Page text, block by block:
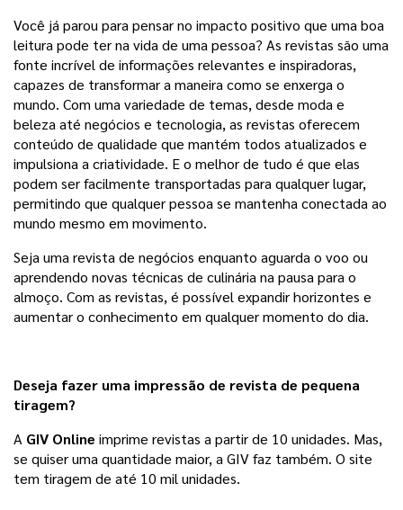
Você já parou para pensar no impacto positivo que uma boa
leitura pode ter na vida de uma pessoa? As revistas são uma
fonte incrível de informações relevantes e inspiradoras,
capazes de transformar a maneira como se enxerga o
mundo. Com uma variedade de temas, desde moda e
beleza até negócios e tecnologia, as revistas oferecem
conteúdo de qualidade que mantém todos atualizados e
impulsiona a criatividade. E o melhor de tudo é que elas
podem ser facilmente transportadas para qualquer lugar,
permitindo que qualquer pessoa se mantenha conectada ao
mundo mesmo em movimento.
Seja uma revista de negócios enquanto aguarda o voo ou
aprendendo novas técnicas de culinária na pausa para o
almoço. Com as revistas, é possível expandir horizontes e
aumentar o conhecimento em qualquer momento do dia.
Deseja fazer uma impressão de revista de pequena
tiragem?
A GIV Online imprime revistas a partir de 10 unidades. Mas,
se quiser uma quantidade maior, a GIV faz também. O site
tem tiragem de até 10 mil unidades.